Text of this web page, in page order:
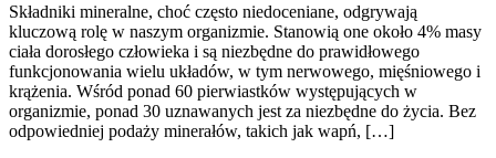
Składniki mineralne, choć często niedoceniane, odgrywają
kluczową rolę w naszym organizmie. Stanowią one około 4% masy
ciała dorosłego człowieka i są niezbędne do prawidłowego
funkcjonowania wielu układów, w tym nerwowego, mięśniowego i
krążenia. Wśród ponad 60 pierwiastków występujących w
organizmie, ponad 30 uznawanych jest za niezbędne do życia. Bez
odpowiedniej podaży minerałów, takich jak wapń, […]